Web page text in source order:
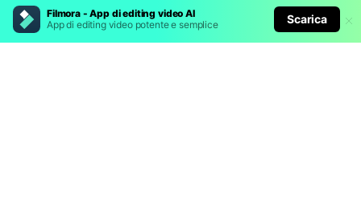
Filmora - App di editing video AI
App di editing video potente e semplice
Scarica